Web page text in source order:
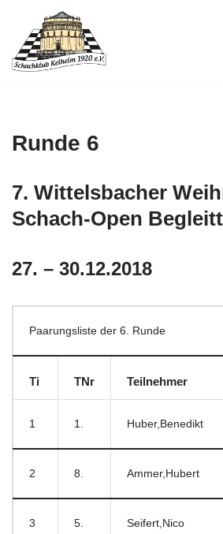
Zum
Inhalt
Runde 6
7. Wittelsbacher
Schach-Open
27. – 30.12.2018
Paarungsliste der 6. Runde
Ti TNr Teilnehmer
1 1. Huber,Benedikt
2 8. Ammer,Hubert
3 5. Seifert,Nico